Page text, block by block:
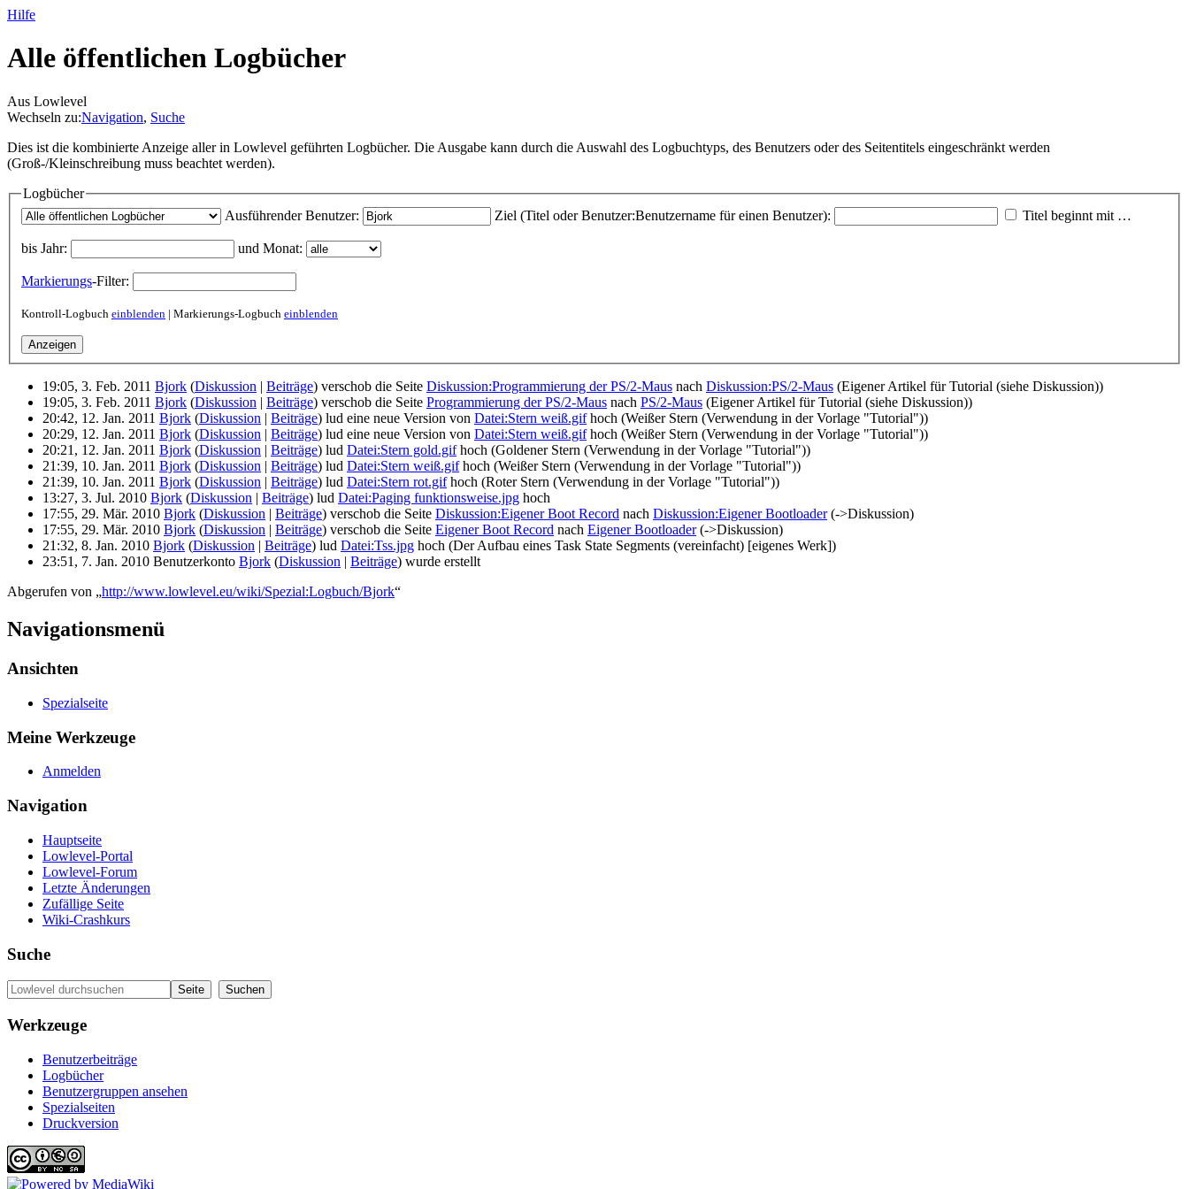
Hilfe
Alle öffentlichen Logbücher
Aus Lowlevel
Wechseln zu:Navigation, Suche
Dies ist die kombinierte Anzeige aller in Lowlevel geführten Logbücher. Die Ausgabe kann durch die Auswahl des Logbuchtyps, des Benutzers oder des Seitentitels eingeschränkt werden
(Groß-/Kleinschreibung muss beachtet werden).
Logbücher
Ausführender Benutzer:
Ziel (Titel oder Benutzer:Benutzername für einen Benutzer): Titel beginnt mit …
bis Jahr: und Monat:
Markierungs-Filter:
Kontroll-Logbuch einblenden | Markierungs-Logbuch einblenden
19:05, 3. Feb. 2011 Bjork (Diskussion Beiträge) verschob die Seite Diskussion:Programmierung der PS/2-Maus nach Diskussion:PS/2-Maus (Eigener Artikel für Tutorial (siehe Diskussion))
19:05, 3. Feb. 2011 Bjork (Diskussion Beiträge) verschob die Seite Programmierung der PS/2-Maus nach PS/2-Maus (Eigener Artikel für Tutorial (siehe Diskussion))
20:42, 12. Jan. 2011 Bjork (Diskussion Beiträge) lud eine neue Version von Datei:Stern weiß.gifhoch (Weißer Stern (Verwendung in der Vorlage "Tutorial"))
20:29, 12. Jan. 2011 Bjork (Diskussion Beiträge) lud eine neue Version von Datei:Stern weiß.gifhoch (Weißer Stern (Verwendung in der Vorlage "Tutorial"))
20:21, 12. Jan. 2011 Bjork (Diskussion Beiträge) lud Datei:Stern gold.gifhoch (Goldener Stern (Verwendung in der Vorlage "Tutorial"))
21:39, 10. Jan. 2011 Bjork (Diskussion Beiträge) lud Datei:Stern weiß.gifhoch (Weißer Stern (Verwendung in der Vorlage "Tutorial"))
21:39, 10. Jan. 2011 Bjork (Diskussion Beiträge) lud Datei:Stern rot.gifhoch (Roter Stern (Verwendung in der Vorlage "Tutorial"))
13:27, 3. Jul. 2010 Bjork (Diskussion Beiträge) lud Datei:Paging funktionsweise.jpg hoch
17:55, 29. Mär. 2010 Bjork (Diskussion Beiträge) verschob die Seite Diskussion:Eigener Boot Record nach Diskussion:Eigener Bootloader (->Diskussion)
17:55, 29. Mär. 2010 Bjork (Diskussion Beiträge) verschob die Seite Eigener Boot Record nach Eigener Bootloader (->Diskussion)
21:32, 8. Jan. 2010 Bjork (Diskussion Beiträge) lud Datei:Tss.jpg hoch (Der Aufbau eines Task State Segments (vereinfacht) [eigenes Werk])
23:51, 7. Jan. 2010 Benutzerkonto Bjork (Diskussion Beiträge) wurde erstellt
Abgerufen von „http://www.lowlevel.eu/wiki/Spezial:Logbuch/Bjork“
Navigationsmenü
Ansichten
Spezialseite
Meine Werkzeuge
Anmelden
Navigation
Hauptseite
Lowlevel-Portal
Lowlevel-Forum
Letzte Änderungen
Zufällige Seite
Wiki-Crashkurs
Suche
Werkzeuge
Benutzerbeiträge
Logbücher
Benutzergruppen ansehen
Spezialseiten
Druckversion